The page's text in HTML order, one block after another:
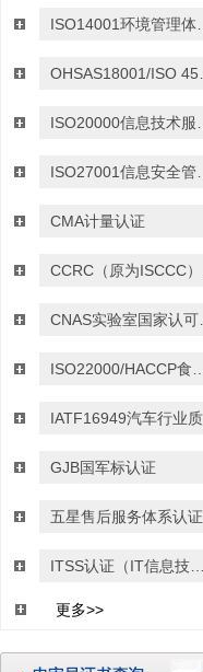
CMA计量认证
GJB国军标认证
五星售后服务体系认证
更多>>